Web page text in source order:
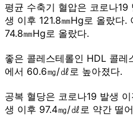
평균 수축기 혈압은 코로나
생 이후 121.8㎜Hg로 올랐다.
74.8㎜Hg로 올랐다.
좋은 콜레스테롤인 HDL 콜레
에서 60.6㎎/㎗로 높아졌다.
공복 혈당은 코로나19 발생
생 이후 97.4㎎/㎗로 약간 떨